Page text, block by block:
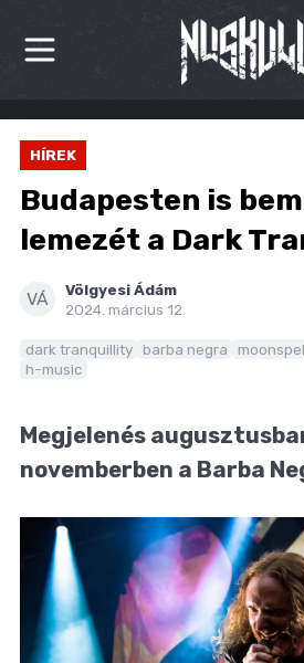
HÍREK
KRITIKÁK
BESZÁMOLÓK
KULT
MÁSVILÁG
BLOG
HÍREK
Budapesten is
lemezét a Dark
VÁ
Völgyesi Ádám
2024. március 12.
dark tranquillity barba negra
h-music
Megjelenés
novemberben a Barba